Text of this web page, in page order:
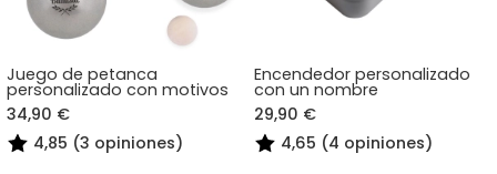
Juego de petanca
personalizado con motivos
34,90 €
4,85 (3 opiniones)
Encendedor personalizado
con un nombre
29,90 €
4,65 (4 opiniones)